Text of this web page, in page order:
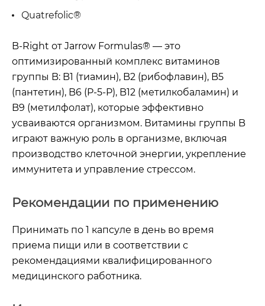
Quatrefolic®
B-Right от Jarrow Formulas® — это
оптимизированный комплекс витаминов
группы B: B1 (тиамин), B2 (рибофлавин), B5
(пантетин), B6 ​​(P-5-P), B12 (метилкобаламин) и
B9 (метилфолат), которые эффективно
усваиваются организмом. Витамины группы B
играют важную роль в организме, включая
производство клеточной энергии, укрепление
иммунитета и управление стрессом.
Рекомендации по применению
Принимать по 1 капсуле в день во время
приема пищи или в соответствии с
рекомендациями квалифицированного
медицинского работника.